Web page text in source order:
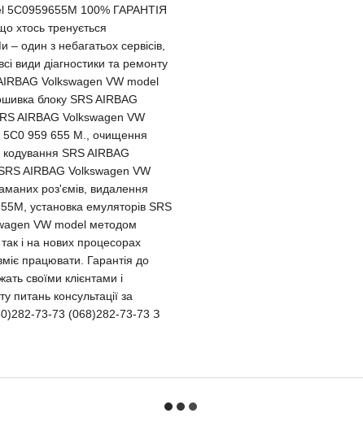
5C0959655M 100% ГАРАНТІЯ
хтось тренується
один з небагатьох сервісів,
діагностики та ремонту
Volkswagen VW model
блоку SRS AIRBAG
AIRBAG Volkswagen VW
5C0 959 655 M., очищення
SRS AIRBAG
AIRBAG Volkswagen VW
роз'ємів, видалення
установка емуляторів SRS
VW model методом
і на нових процесорах
працювати. Гарантія до
своїми клієнтами і
консультації за
73-73 (068)282-73-73 З